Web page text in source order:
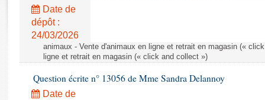
Rapports législatifs
Rapports sur l'application des lois
Baromètre de l’application des lois
Dossiers législatifs
Budget et sécurité sociale
Date de
dépôt :
24/03/2026
animaux - Vente d'animaux en ligne et retrait en magasin («
ligne et retrait en magasin (« click and collect »)
Question écrite n° 13056 de Mme Sandra Delannoy
Date de